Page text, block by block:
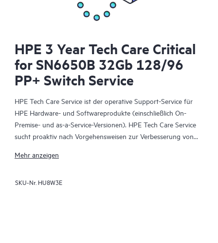
HPE 3 Year Tech Care Critical
for SN6650B 32Gb 128/96
PP+ Switch Service
HPE Tech Care Service ist der operative Support-Service für
HPE Hardware- und Softwareprodukte (einschließlich On-
Premise- und as-a-Service-Versionen). HPE Tech Care Service
sucht proaktiv nach Vorgehensweisen zur Verbesserung von
Teams dadurch, das Unternehmen voranzubringen.
HPE Tech Care Service ermöglicht darüber hinaus direkten
Mehr anzeigen
SKU-Nr. HU8W3E